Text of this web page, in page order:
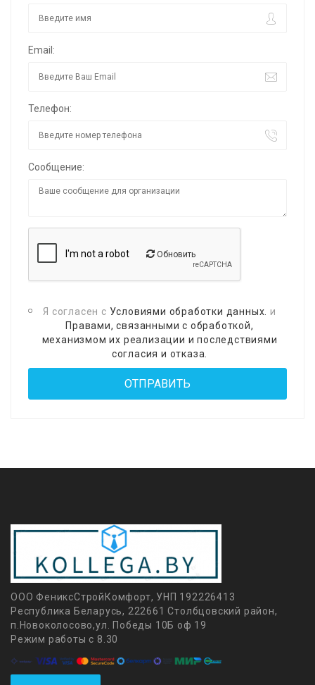
Email:
Телефон:
Сообщение:
Обновить
Я согласен с Условиями обработки данных. и
Правами, связанными с обработкой,
механизмом их реализации и последствиями
согласия и отказа.
ООО ФениксСтройКомфорт, УНП 192226413
Республика Беларусь, 222661 Столбцовский район,
п.Новоколосово,ул. Победы 10Б оф 19
Режим работы с 8.30